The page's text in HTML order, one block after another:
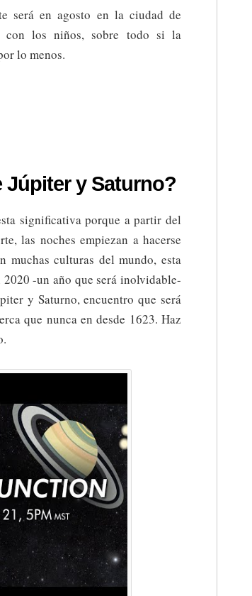
será en agosto en la ciudad de
con los niños, sobre todo si la
lo menos.
Júpiter y Saturno?
significativa porque a partir del
las noches empiezan a hacerse
culturas del mundo, esta
-un año que será inolvidable-
y Saturno, encuentro que será
que nunca en desde 1623. Haz